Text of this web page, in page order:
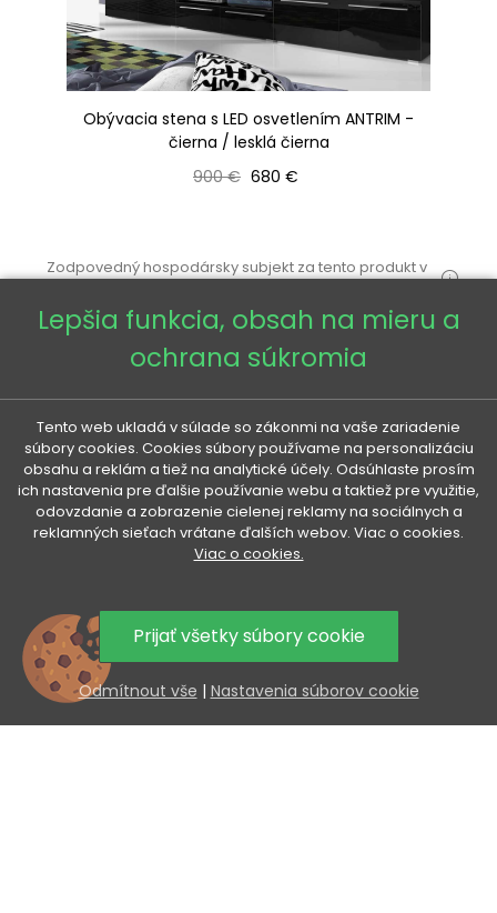
Obývacia stena s LED osvetlením ANTRIM -
čierna / lesklá čierna
Bežná cena
900 € Cena
680 €
Zodpovedný hospodársky subjekt za tento produkt v
VENETI 
VÁŠ ÚČET 
UŽITOČNÉ INFORMÁCIE
Lepšia funkcia, obsah na mieru a
ochrana súkromia
Tento web ukladá v súlade so zákonmi na vaše zariadenie
súbory cookies. Cookies súbory používame na personalizáciu
obsahu a reklám a tiež na analytické účely. Odsúhlaste prosím
ich nastavenia pre ďalšie používanie webu a taktiež pre využitie,
odovzdanie a zobrazenie cielenej reklamy na sociálnych a
reklamných sieťach vrátane ďalších webov. Viac o cookies.
Viac o cookies.
Prijať všetky súbory cookie
Odmítnout vše | Nastavenia súborov cookie